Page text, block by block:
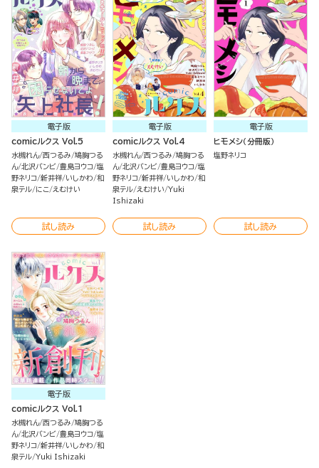
電子版
comicルクス Vol.5
水槻れん 西つるみ 鳩胸つる
ん 北沢バンビ 豊島ヨウコ 塩
野ネリコ 新井祥 いしかわ 和
泉テル にこ えむけい
試し読み
電子版
comicルクス Vol.4
水槻れん 西つるみ 鳩胸つる
ん 北沢バンビ 豊島ヨウコ 塩
野ネリコ 新井祥 いしかわ 和
泉テル えむけい Yuki
Ishizaki
試し読み
電子版
ヒモメシ（分冊版）
塩野ネリコ
試し読み
電子版
comicルクス Vol.1
水槻れん 西つるみ 鳩胸つる
ん 北沢バンビ 豊島ヨウコ 塩
野ネリコ 新井祥 いしかわ 和
泉テル Yuki Ishizaki